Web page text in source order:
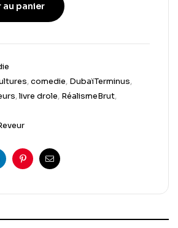
panier
,comedie, DubaïTerminus,
,livre drole, RéalismeBrut,
PinterestEmail